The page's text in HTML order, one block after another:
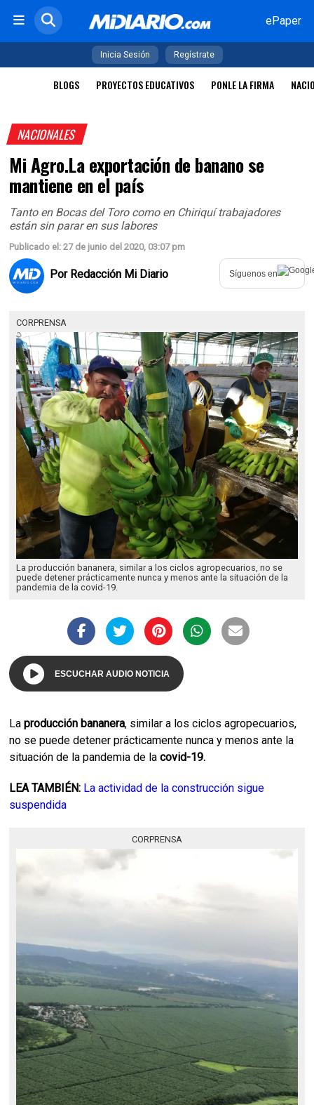
ePaper
Inicia Sesión Regístrate
BLOGS PROYECTOS EDUCATIVOS PONLE LA FIRMA
NACIONALES
Mi Agro.La exportación de banano se
mantiene en el país
Tanto en Bocas del Toro como en Chiriquí trabajadores
están sin parar en sus labores
Publicado el: 27 de junio del 2020, 03:07 pm
Por Redacción Mi Diario Síguenos en
CORPRENSA
La producción bananera, similar a los ciclos agropecuarios, no se
puede detener prácticamente nunca y menos ante la situación de la
pandemia de la covid-19.
ESCUCHAR AUDIO NOTICIA
Laproducción bananera, similar a los ciclos agropecuarios,
no se puede detener prácticamente nunca y menos ante la
situación de la pandemia de lacovid-19.
LEA TAMBIÉN: La actividad de la construcción sigue
suspendida
CORPRENSA